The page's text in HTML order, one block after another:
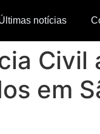
notícias
em